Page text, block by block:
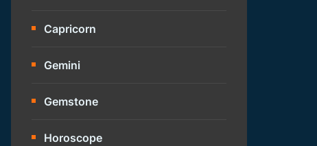
Capricorn
Gemini
Gemstone
Horoscope